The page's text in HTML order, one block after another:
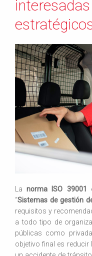
La norma ISO 39001
“Sistemas de gestión
requisitos y
a todo tipo de
públicas como
objetivo final es